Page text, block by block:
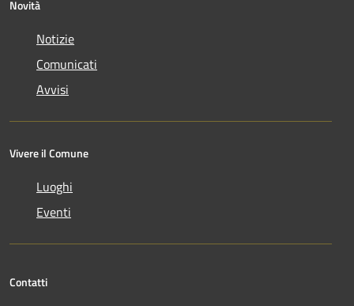
Novità
Notizie
Comunicati
Avvisi
Vivere il Comune
Luoghi
Eventi
Contatti